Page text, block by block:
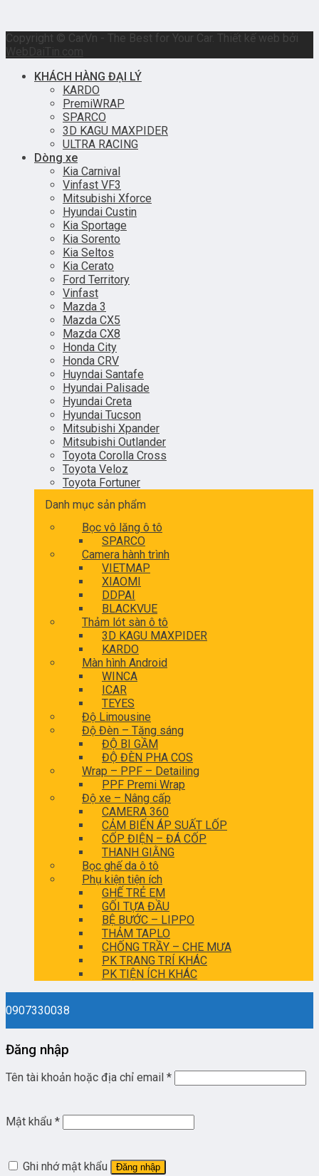
Copyright © CarVn - The Best for Your Car. Thiết kế web bởi
WebDaiTin.com
KHÁCH HÀNG ĐẠI LÝ
KARDO
PremiWRAP
SPARCO
3D KAGU MAXPIDER
ULTRA RACING
Dòng xe
Kia Carnival
Vinfast VF3
Mitsubishi Xforce
Hyundai Custin
Kia Sportage
Kia Sorento
Kia Seltos
Kia Cerato
Ford Territory
Vinfast
Mazda 3
Mazda CX5
Mazda CX8
Honda City
Honda CRV
Huyndai Santafe
Hyundai Palisade
Hyundai Creta
Hyundai Tucson
Mitsubishi Xpander
Mitsubishi Outlander
Toyota Corolla Cross
Toyota Veloz
Toyota Fortuner
Danh mục sản phẩm
Bọc vô lăng ô tô
SPARCO
Camera hành trình
VIETMAP
XIAOMI
DDPAI
BLACKVUE
Thảm lót sàn ô tô
3D KAGU MAXPIDER
KARDO
Màn hình Android
WINCA
ICAR
TEYES
Độ Limousine
Độ Đèn – Tăng sáng
ĐỘ BI GẦM
ĐỘ ĐÈN PHA COS
Wrap – PPF – Detailing
PPF Premi Wrap
Độ xe – Nâng cấp
CAMERA 360
CẢM BIẾN ÁP SUẤT LỐP
CỐP ĐIỆN – ĐÁ CỐP
THANH GIẰNG
Bọc ghế da ô tô
Phụ kiện tiện ích
GHẾ TRẺ EM
GỐI TỰA ĐẦU
BỆ BƯỚC – LIPPO
THẢM TAPLO
CHỐNG TRẦY – CHE MƯA
PK TRANG TRÍ KHÁC
PK TIỆN ÍCH KHÁC
0907330038
Đăng nhập
Tên tài khoản hoặc địa chỉ email *
Mật khẩu *
Ghi nhớ mật khẩu Đăng nhập